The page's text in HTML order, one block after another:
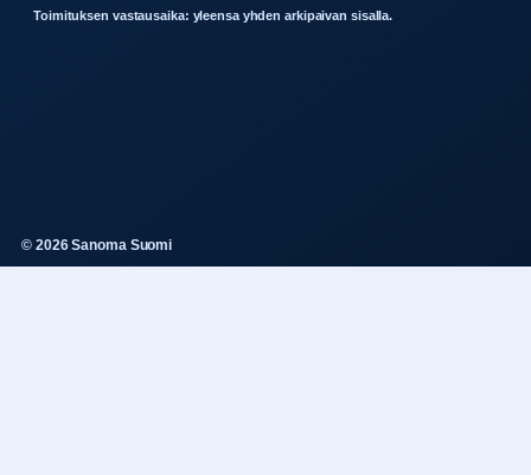
Toimituksen vastausaika: yleensa yhden arkipaivan sisalla.
© 2026 Sanoma Suomi